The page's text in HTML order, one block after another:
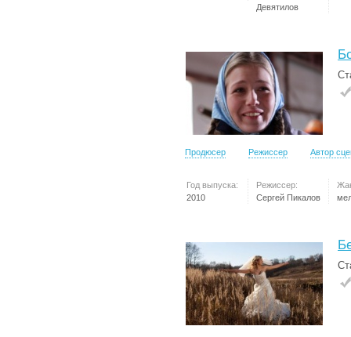
Девятилов
Продюсер Режиссер Автор
Год выпуска:
2010
Режиссер:
Сергей Пикалов